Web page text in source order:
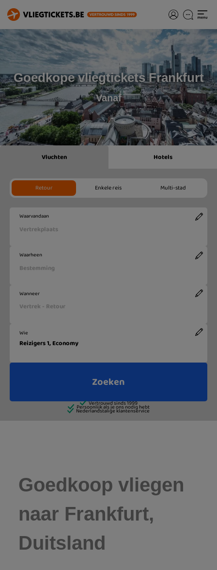
Goedkope vliegtickets Frankfurt
Vanaf
Goedkoop vliegen
naar Frankfurt,
Duitsland